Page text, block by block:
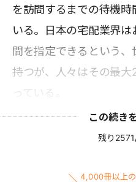
を訪問するまでの待機時
いる。日本の宅配業界
間を指定できるという
持つが、人々はその最
っている。
この続き
残り
4,000冊以上